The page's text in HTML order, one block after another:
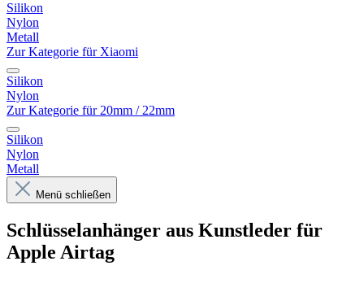
Silikon
Nylon
Metall
Zur Kategorie für Xiaomi
Silikon
Nylon
Zur Kategorie für 20mm / 22mm
Silikon
Nylon
Metall
Menü schließen
Schlüsselanhänger aus Kunstleder für
Apple Airtag